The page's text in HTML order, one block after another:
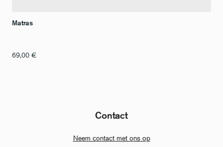
Matras
69,00 €
Contact
Neem contact met ons op